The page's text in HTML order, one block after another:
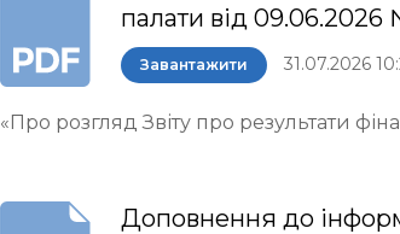
палати від 09.06.2026
Завантажити 31.07.2026
«Про розгляд Звіту про результати
Доповнення до